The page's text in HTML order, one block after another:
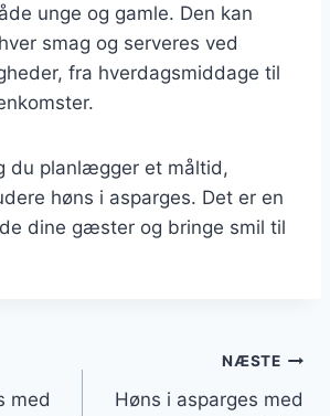
unge og gamle. Den kan
smag og serveres ved
fra hverdagsmiddage til
du planlægger et måltid,
høns i asparges. Det er en
dine gæster og bringe smil til
med
NÆSTE
Høns i asparges med